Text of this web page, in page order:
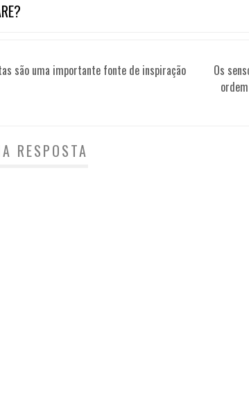
são uma importante fonte de inspiração
Os
RESPOSTA